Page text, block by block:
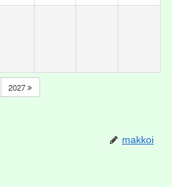
2027
makkoi